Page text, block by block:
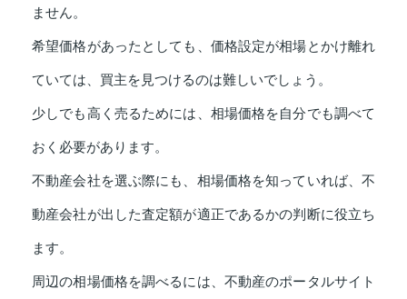
ません。
希望価格があったとしても、価格設定が相場とかけ離れ
ていては、買主を見つけるのは難しいでしょう。
少しでも高く売るためには、相場価格を自分でも調べて
おく必要があります。
不動産会社を選ぶ際にも、相場価格を知っていれば、不
動産会社が出した査定額が適正であるかの判断に役立ち
ます。
周辺の相場価格を調べるには、不動産のポータルサイト